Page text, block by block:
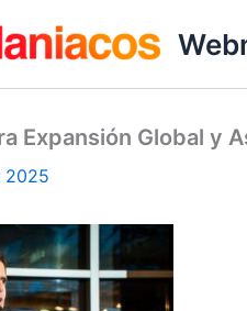
Expansión Global y
2025